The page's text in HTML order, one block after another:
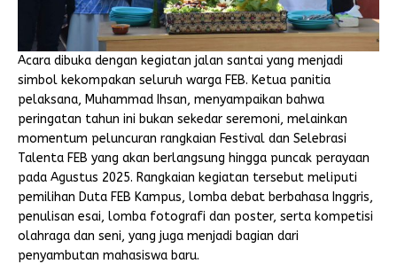
Acara dibuka dengan kegiatan jalan santai yang menjadi
simbol kekompakan seluruh warga FEB. Ketua panitia
pelaksana, Muhammad Ihsan, menyampaikan bahwa
peringatan tahun ini bukan sekedar seremoni, melainkan
momentum peluncuran rangkaian Festival dan Selebrasi
Talenta FEB yang akan berlangsung hingga puncak perayaan
pada Agustus 2025. Rangkaian kegiatan tersebut meliputi
pemilihan Duta FEB Kampus, lomba debat berbahasa Inggris,
penulisan esai, lomba fotografi dan poster, serta kompetisi
olahraga dan seni, yang juga menjadi bagian dari
penyambutan mahasiswa baru.